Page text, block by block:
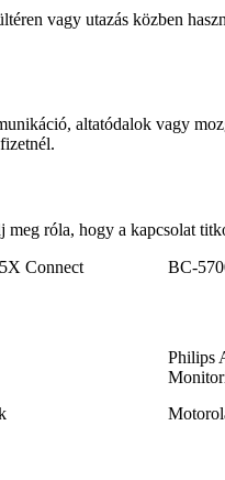
vagy utazás közben
altatódalok vagy
róla, hogy a kapcsolat
Connect BC-
Philips